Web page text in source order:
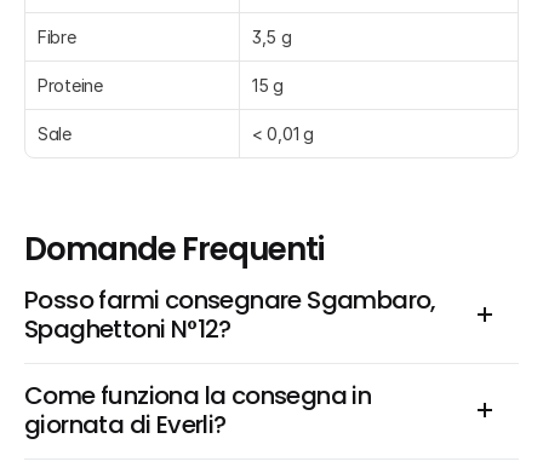
Fibre 3,5 g
Proteine 15 g
Sale < 0,01 g
Domande Frequenti
Posso farmi consegnare Sgambaro,
Spaghettoni N°12?
Come funziona la consegna in
giornata di Everli?